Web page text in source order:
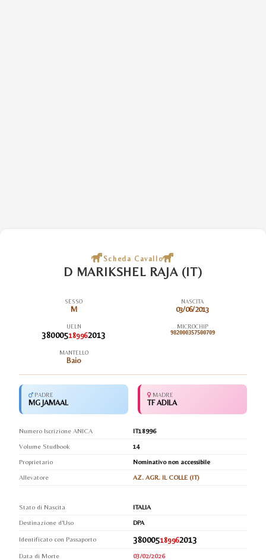
Scheda Cavallo
D MARIKSHEL RAJA (IT)
SESSO
M
NASCITA
03/06/2013
UELN
380005189962013
MICROCHIP
982000357500709
MANTELLO
Baio
PADRE
MG JAMAAL
MADRE
TF ADILA
Numero Iscrizione ANICA
IT18996
Volume Studbook
14
Proprietario
Nominativo non accessibile
Allevatore
AZ. AGR. IL COLLE (IT)
Stato di Nascita
ITALIA
Destinazione d'Uso
DPA
Identificato con Passaporto 380005189962013
Data di Morte 03/02/2026